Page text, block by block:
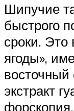
Шипучие
быстрого
сроки. Это
ягоды»,
восточный
экстракт